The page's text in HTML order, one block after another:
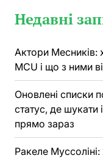
Недавні
Актори Месників:
MCU і що з ними
Оновлені списки
статус, де
прямо зараз
Ракеле